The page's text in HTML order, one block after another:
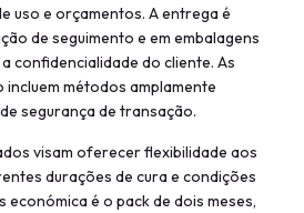
uso e orçamentos. A entrega é
de seguimento e em embalagens
confidencialidade do cliente. As
métodos amplamente
segurança de transação.
visam oferecer flexibilidade aos
durações de cura e condições
económica é o pack de dois meses,